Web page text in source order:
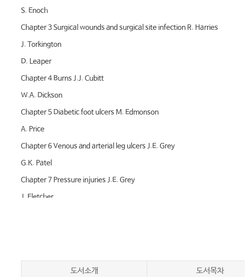
S. Enoch
Chapter 3 Surgical wounds and surgical site infection R. Harries
J. Torkington
D. Leaper
Chapter 4 Burns J.J. Cubitt
W.A. Dickson
Chapter 5 Diabetic foot ulcers M. Edmonson
A. Price
Chapter 6 Venous and arterial leg ulcers J.E. Grey
G.K. Patel
Chapter 7 Pressure injuries J.E. Grey
J. Fletcher
도서소개 도서목차